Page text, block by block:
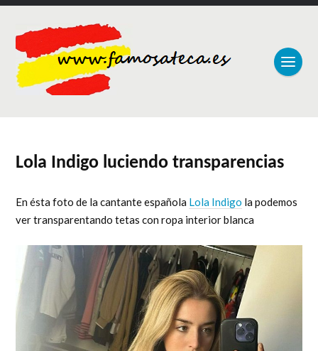
Lola Indigo luciendo transparencias
En ésta foto de la cantante española Lola Indigo la podemos
ver transparentando tetas con ropa interior blanca